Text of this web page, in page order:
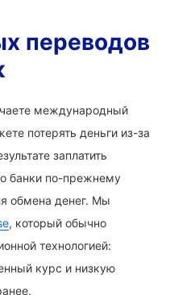
переводов
международный
потерять деньги из-за
заплатить
банки по-прежнему
обмена денег. Мы
, который обычно
технологией:
курс и низкую